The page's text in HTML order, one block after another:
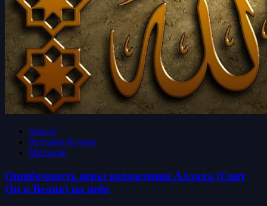
Акыда
История Ислама
Манхадж
Ошибочность веры нахождения Аллаха (Свят
Он и Велик) на небе